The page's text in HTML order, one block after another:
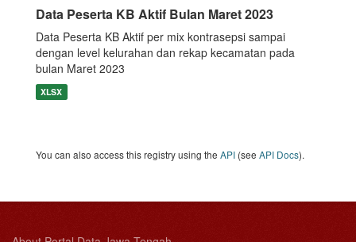
Data Peserta KB Aktif Bulan Maret 2023
Data Peserta KB Aktif per mix kontrasepsi sampai
dengan level kelurahan dan rekap kecamatan pada
bulan Maret 2023
XLSX
You can also access this registry using the API (see API Docs).